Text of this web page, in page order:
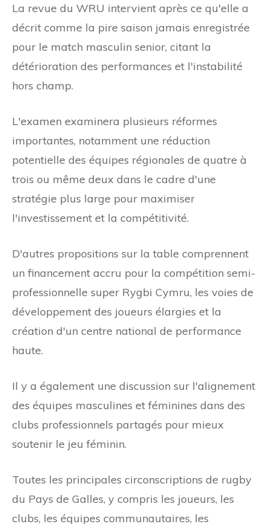
La revue du WRU intervient après ce qu'elle a
décrit comme la pire saison jamais enregistrée
pour le match masculin senior, citant la
détérioration des performances et l'instabilité
hors champ.
L'examen examinera plusieurs réformes
importantes, notamment une réduction
potentielle des équipes régionales de quatre à
trois ou même deux dans le cadre d'une
stratégie plus large pour maximiser
l'investissement et la compétitivité.
D'autres propositions sur la table comprennent
un financement accru pour la compétition semi-
professionnelle super Rygbi Cymru, les voies de
développement des joueurs élargies et la
création d'un centre national de performance
haute.
Il y a également une discussion sur l'alignement
des équipes masculines et féminines dans des
clubs professionnels partagés pour mieux
soutenir le jeu féminin.
Toutes les principales circonscriptions de rugby
du Pays de Galles, y compris les joueurs, les
clubs, les équipes communautaires, les